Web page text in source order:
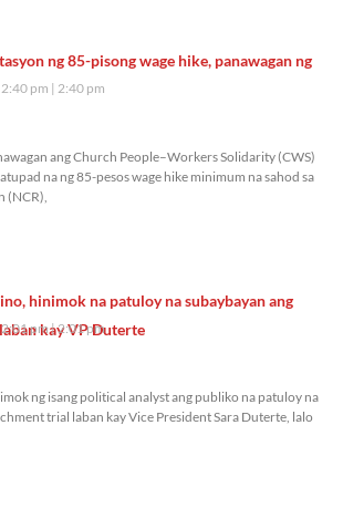
ng 85-pisong wage hike, panawagan ng
pm 2:40 pm
ang Church People–Workers Solidarity (CWS)
na ng 85-pesos wage hike minimum na sahod sa
(NCR),
hinimok na patuloy na subaybayan ang
kay VP Duterte
2:01 pm 2:01 pm
ng isang political analyst ang publiko na patuloy na
trial laban kay Vice President Sara Duterte, lalo